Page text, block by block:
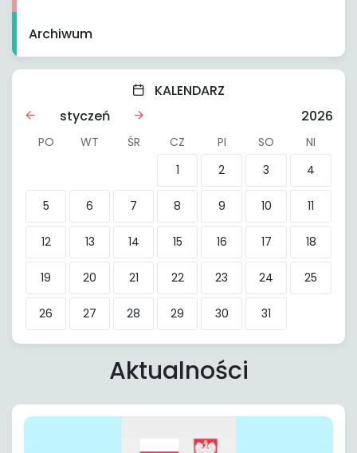
Archiwum
KALENDARZ
styczeń
2026
PO WT ŚR CZ PI SO
NI
1
2 3 4
5 6 7 8 9 10 11
12 13 14 15 16 17 18
19 20 21 22 23 24 25
26 27 28 29 30 31
Aktualności